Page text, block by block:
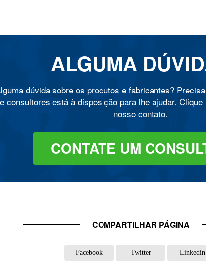
ALGUMA
dúvida sobre os produtos e fabricantes?
consultores está à disposição para lhe ajudar.
nosso contato.
CONTATE UM
COMPARTILHAR PÁGINA
Facebook Twitter Linkedin